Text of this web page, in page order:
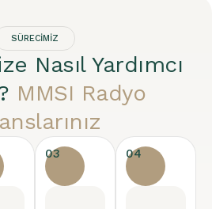
SÜRECIMIZ
Nasıl Yardımcı
MMSI Radyo
03 04